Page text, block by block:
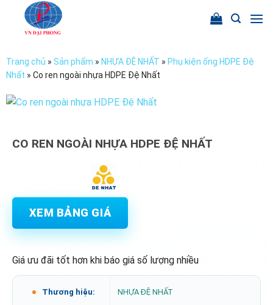
Chuyển
Trang chủ » Sản phẩm » NHỰA ĐỆ NHẤT » Phụ kiện ống HDPE Đệ
Nhất » Co ren ngoài nhựa HDPE Đệ Nhất
CO REN NGOÀI NHỰA HDPE ĐỆ NHẤT
XEM BẢNG GIÁ
Giá ưu đãi tốt hơn khi báo giá số lượng nhiều
Thương hiệu: NHỰA ĐỆ NHẤT